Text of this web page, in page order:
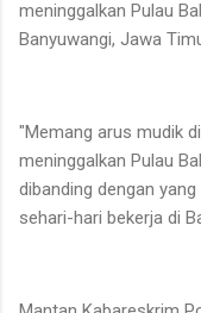
meninggalkan Pulau
Banyuwangi, Jawa
"Memang arus mudik
meninggalkan Pulau
dibanding dengan
sehari-hari bekerja di